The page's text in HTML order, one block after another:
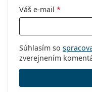
Váš e-mail *
Súhlasím so
zverejnením